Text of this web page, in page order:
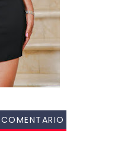
COMENTARIO